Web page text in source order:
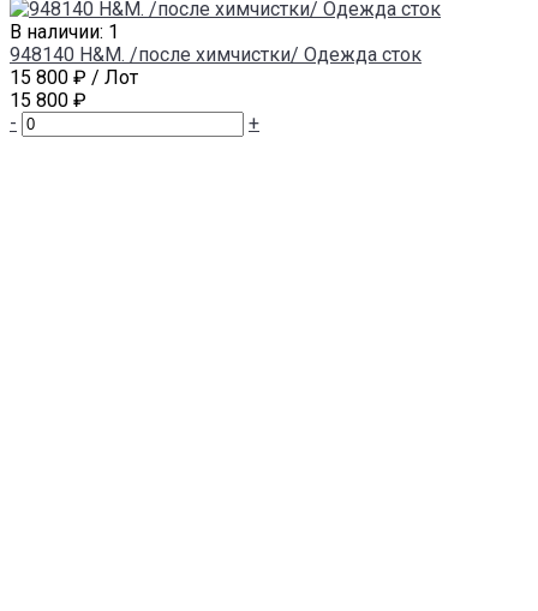
В наличии: 1
948140 H&M. /после химчистки/ Одежда сток
15 800 ₽ / Лот
15 800 ₽
-
+